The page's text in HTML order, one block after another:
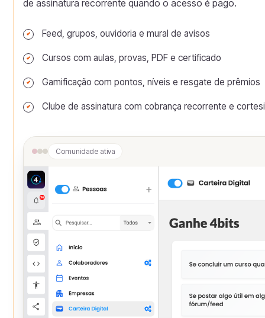
de assinatura recorrente quando o acesso é pago.
Feed, grupos, ouvidoria e mural de avisos
Cursos com aulas, provas, PDF e certificado
Gamificação com pontos, níveis e resgate de prêmios
Clube de assinatura com cobrança recorrente e
Comunidade ativa